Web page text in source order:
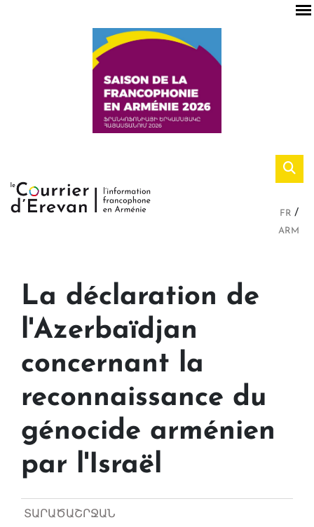
FR
ARM
La déclaration de
l'Azerbaïdjan
concernant la
reconnaissance du
génocide arménien
par l'Israël
ՏԱՐԱԾԱՇՐՋԱՆ